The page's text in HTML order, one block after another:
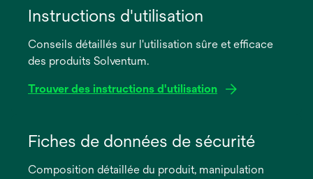
Instructions d'utilisation
Conseils détaillés sur l'utilisation sûre et efficace
des produits Solventum.
Trouver des instructions d'utilisation
dans
nouvel
Fiches de données de sécurité
Composition détaillée du produit, manipulation